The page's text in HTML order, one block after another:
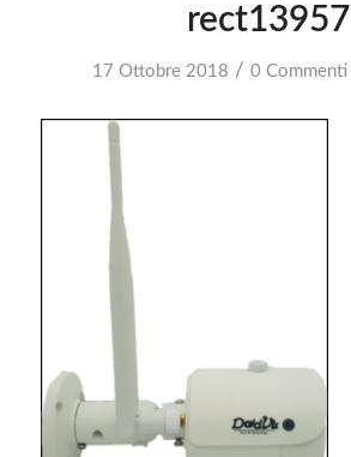
rect13957
17 Ottobre 2018 / 0 Commenti